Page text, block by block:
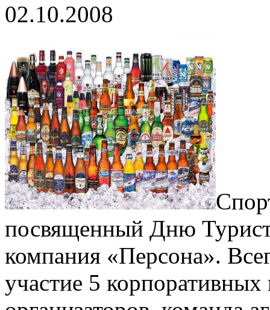
02.10.2008
посвященный Дню
компания «Персона».
участие 5